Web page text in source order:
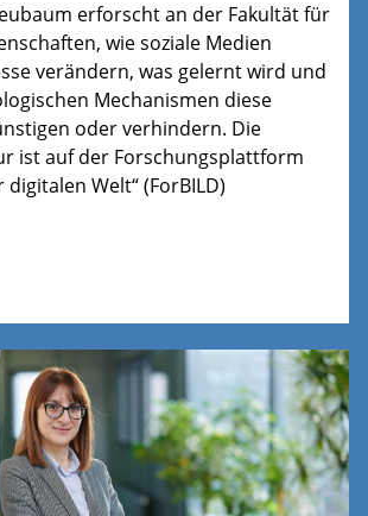
erforscht an der Fakultät für
wie soziale Medien
verändern, was gelernt wird und
Mechanismen diese
oder verhindern. Die
ist auf der Forschungsplattform
Welt“ (ForBILD)